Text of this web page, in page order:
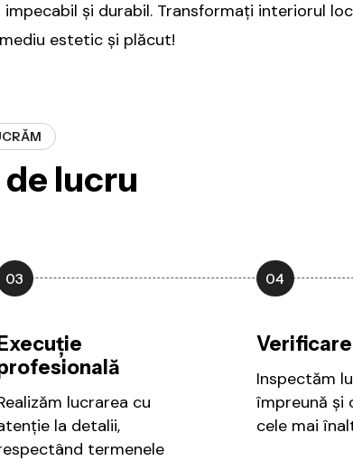
și durabil. Transformați interiorul
estetic și plăcut!
lucru
03
Execuție
lucrarea cu
la detalii,
termenele
04
Inspectăm
împreună și
cele mai